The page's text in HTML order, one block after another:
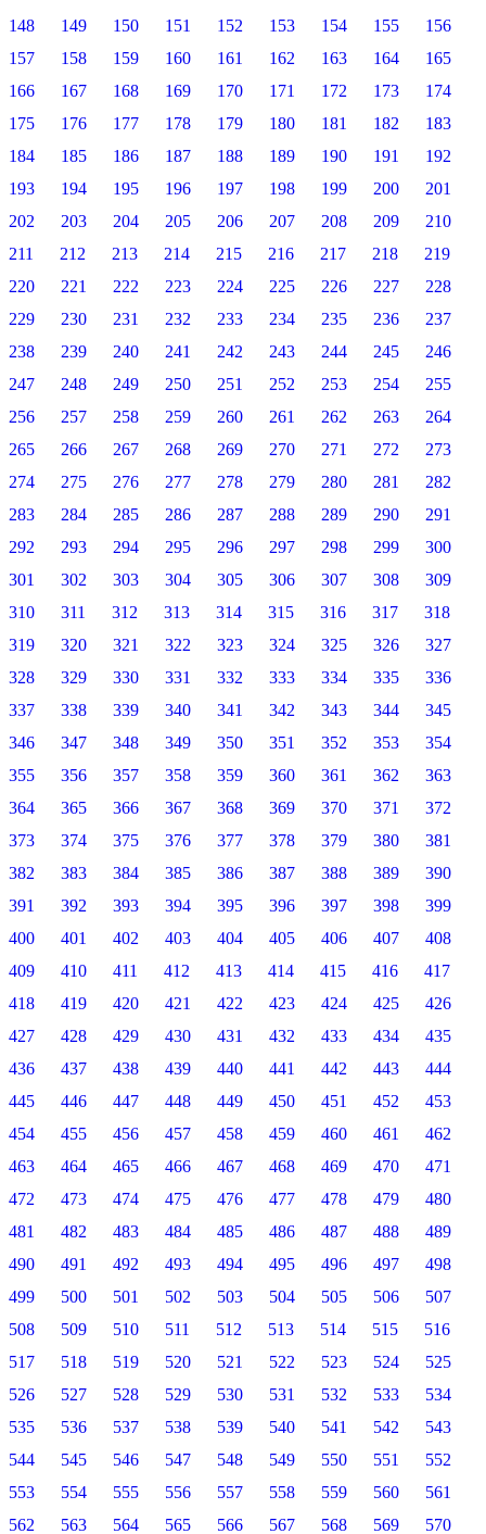
148
149 150 151 152 153 154 155
156
157
158 159 160 161 162 163 164
165
166
167 168 169 170 171 172 173
174
175
176 177 178 179 180 181 182
183
184
185 186 187 188 189 190 191
192
193
194 195 196 197 198 199 200
201
202
203 204 205 206 207 208 209
210
211
212 213 214 215 216 217 218
219
220
221 222 223 224 225 226 227
228
229
230 231 232 233 234 235 236
237
238
239 240 241 242 243 244 245
246
247
248 249 250 251 252 253 254
255
256
257 258 259 260 261 262 263
264
265
266 267 268 269 270 271 272
273
274
275 276 277 278 279 280 281
282
283
284 285 286 287 288 289 290
291
292
293 294 295 296 297 298 299
300
301
302 303 304 305 306 307 308
309
310
311 312 313 314 315 316 317
318
319
320 321 322 323 324 325 326
327
328
329 330 331 332 333 334 335
336
337
338 339 340 341 342 343 344
345
346
347 348 349 350 351 352 353
354
355
356 357 358 359 360 361 362
363
364
365 366 367 368 369 370 371
372
373
374 375 376 377 378 379 380
381
382
383 384 385 386 387 388 389
390
391
392 393 394 395 396 397 398
399
400
401 402 403 404 405 406 407
408
409
410 411 412 413 414 415 416
417
418
419 420 421 422 423 424 425
426
427
428 429 430 431 432 433 434
435
436
437 438 439 440 441 442 443
444
445
446 447 448 449 450 451 452
453
454
455 456 457 458 459 460 461
462
463
464 465 466 467 468 469 470
471
472
473 474 475 476 477 478 479
480
481
482 483 484 485 486 487 488
489
490
491 492 493 494 495 496 497
498
499
500 501 502 503 504 505 506
507
508
509 510 511 512 513 514 515
516
517
518 519 520 521 522 523 524
525
526
527 528 529 530 531 532 533
534
535
536 537 538 539 540 541 542
543
544
545 546 547 548 549 550 551
552
553
554 555 556 557 558 559 560
561
562
563 564 565 566 567 568 569
570